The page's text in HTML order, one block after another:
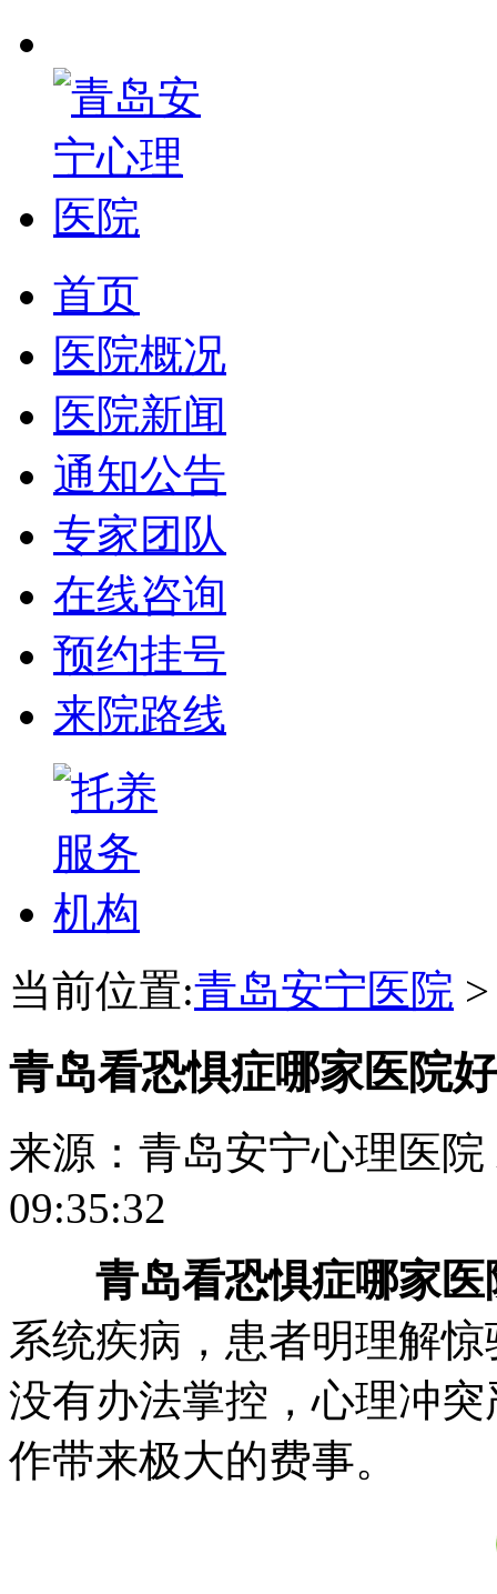
首页
医院概况
医院新闻
通知公告
专家团队
在线咨询
预约挂号
来院路线
当前位置:青岛安宁医院
青岛看恐惧症哪家医院好
来源：青岛安宁心理医院
09:35:32
青岛看恐惧症哪家医
系统疾病，患者明理解
没有办法掌控，心理冲
作带来极大的费事。